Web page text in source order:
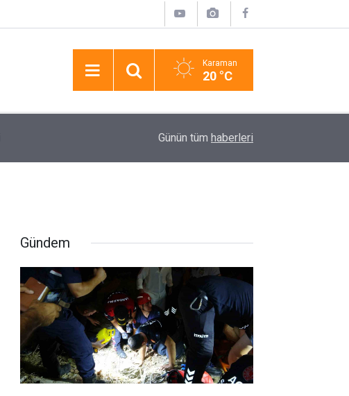
Karaman
20 °C
Pasajda Ölü Bulunan Eyüp Can Davası Sürüyor
Günün tüm haberleri
Gündem